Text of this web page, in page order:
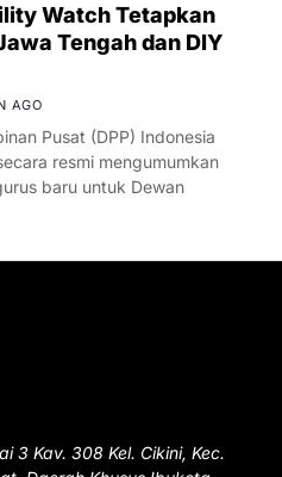
Watch Tetapkan
Tengah dan DIY
AGO
Pusat (DPP) Indonesia
resmi mengumumkan
baru untuk Dewan
3 Kav. 308 Kel. Cikini, Kec.